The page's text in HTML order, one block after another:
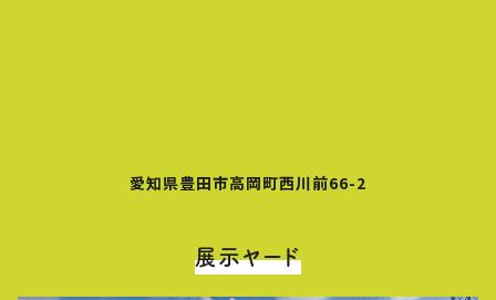
愛知県豊田市高岡町西川前66-2
展示ヤード